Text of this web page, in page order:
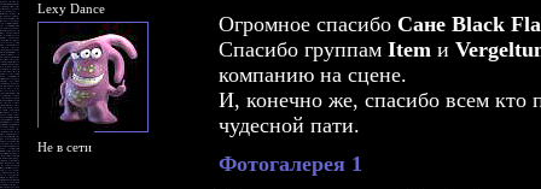
Lexy Dance
Не в сети
Огромное спасибо Сане Black
Спасибо группам Itemи
компанию на сцене.
И, конечно же, спасибо всем кто
чудесной пати.
Фотогалерея 1